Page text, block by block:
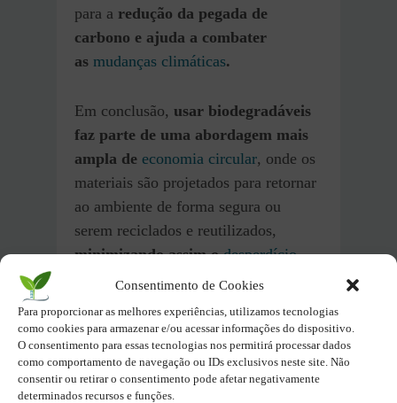
Consentimento de Cookies
Para proporcionar as melhores experiências, utilizamos tecnologias
como cookies para armazenar e/ou acessar informações do dispositivo.
O consentimento para essas tecnologias nos permitirá processar dados
como comportamento de navegação ou IDs exclusivos neste site. Não
consentir ou retirar o consentimento pode afetar negativamente
determinados recursos e funções.
para a redução da pegada de
carbono e ajuda a combater
as mudanças climáticas.
Em conclusão, usar biodegradáveis
faz parte de uma abordagem mais
ampla de economia circular, onde os
materiais são projetados para retornar
ao ambiente de forma segura ou
serem reciclados e reutilizados,
minimizando assim odesperdício.
Perguntas e respostas
sobre Produtos
Biodegradáveis